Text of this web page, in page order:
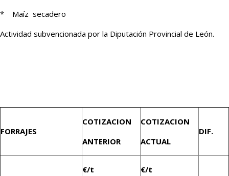
* Maíz secadero
Actividad subvencionada por la Diputación Provincial de León.
FORRAJES
COTIZACION
ANTERIOR
COTIZACION
ACTUAL
DIF.
€/t €/t